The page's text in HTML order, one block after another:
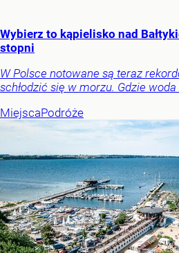
Wybierz to kąpielisko nad
stopni
W Polsce notowane są teraz
schłodzić się w morzu. Gdzie
MiejscaPodróże